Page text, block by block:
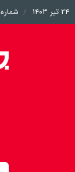
۲۴ تیر ۱۴۰۳ شماره ۶۸۱۲